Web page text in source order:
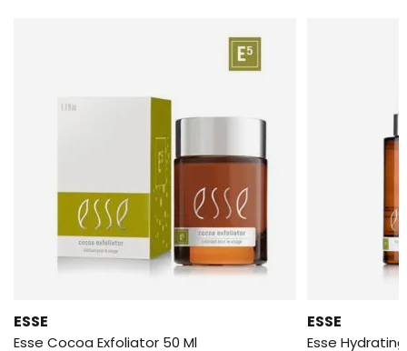
ESSE
Esse Cocoa Exfoliator 50 Ml
ESSE
Esse